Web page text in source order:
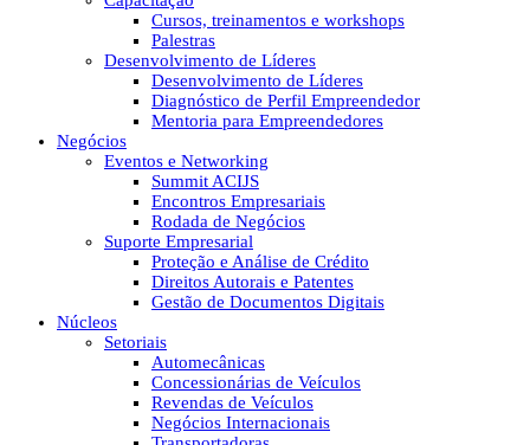
Cursos, treinamentos e workshops
Palestras
Desenvolvimento de Líderes
Desenvolvimento de Líderes
Diagnóstico de Perfil Empreendedor
Mentoria para Empreendedores
Negócios
Eventos e Networking
Summit ACIJS
Encontros Empresariais
Rodada de Negócios
Suporte Empresarial
Proteção e Análise de Crédito
Direitos Autorais e Patentes
Gestão de Documentos Digitais
Núcleos
Setoriais
Automecânicas
Concessionárias de Veículos
Revendas de Veículos
Negócios Internacionais